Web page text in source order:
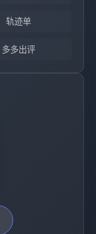
轨迹单
多多出评